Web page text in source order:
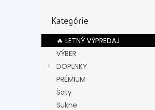
ý
p
kategórie
Kategórie
🔥 LETNÝ VÝPREDAJ
VÝBER
DOPLNKY
PRÉMIUM
Šaty
Sukne